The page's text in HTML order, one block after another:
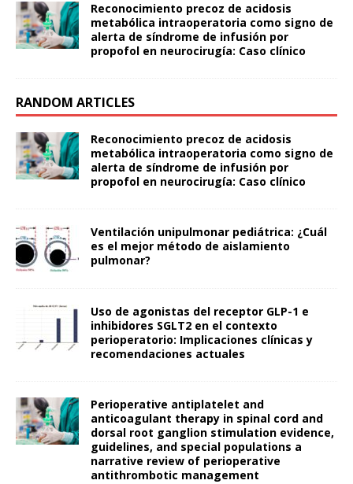
Reconocimiento precoz de acidosis
metabólica intraoperatoria como signo de
alerta de síndrome de infusión por
propofol en neurocirugía: Caso clínico
RANDOM ARTICLES
Reconocimiento precoz de acidosis
metabólica intraoperatoria como signo de
alerta de síndrome de infusión por
propofol en neurocirugía: Caso clínico
Ventilación unipulmonar pediátrica: ¿Cuál
es el mejor método de aislamiento
pulmonar?
Uso de agonistas del receptor GLP-1 e
inhibidores SGLT2 en el contexto
perioperatorio: Implicaciones clínicas y
recomendaciones actuales
Perioperative antiplatelet and
anticoagulant therapy in spinal cord and
dorsal root ganglion stimulation evidence,
guidelines, and special populations a
narrative review of perioperative
antithrombotic management